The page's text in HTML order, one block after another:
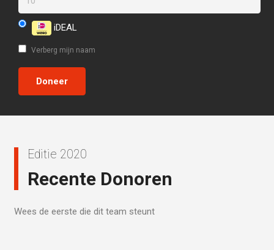
iDEAL
Verberg mijn naam
Editie 2020
Recente Donoren
Wees de eerste die dit team steunt